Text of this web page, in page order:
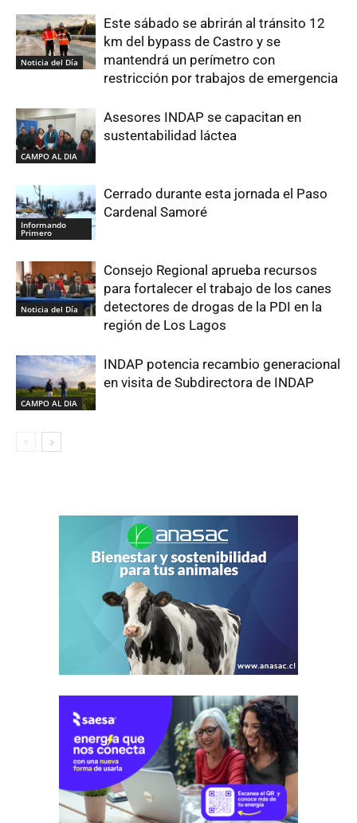
Noticia del Día
Este sábado se abrirán al tránsito 12
km del bypass de Castro y se
mantendrá un perímetro con
restricción por trabajos de emergencia
CAMPO AL DIA
Asesores INDAP se capacitan en
sustentabilidad láctea
Informando
Primero
Cerrado durante esta jornada el Paso
Cardenal Samoré
Noticia del Día
Consejo Regional aprueba recursos
para fortalecer el trabajo de los canes
detectores de drogas de la PDI en la
región de Los Lagos
CAMPO AL DIA
INDAP potencia recambio generacional
en visita de Subdirectora de INDAP